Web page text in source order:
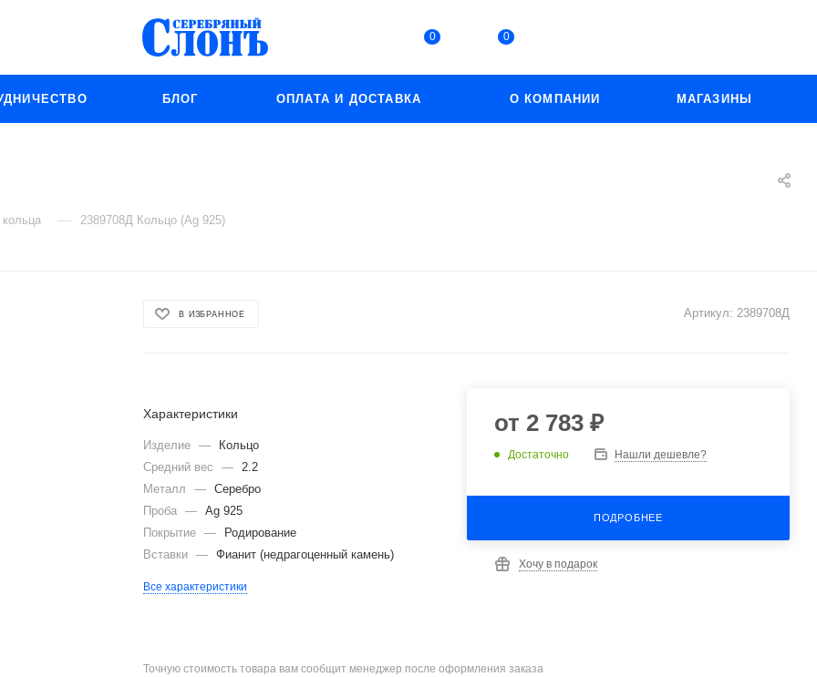
0 0
БЛОГ ОПЛАТА И ДОСТАВКА О КОМПАНИИ МАГАЗИНЫ
— 2389708Д Кольцо (Ag 925)
В ИЗБРАННОЕ Артикул: 2389708Д
Характеристики
Изделие —
Кольцо
Средний вес
—
2.2
Металл
—
Серебро
Проба
—
Ag 925
Покрытие
—
Родирование
Вставки
— Фианит (недрагоценный камень)
Все характеристики
от 2 783 ₽
Достаточно Нашли дешевле?
ПОДРОБНЕЕ
Хочу в подарок
Точную стоимость товара вам сообщит менеджер после оформления заказа